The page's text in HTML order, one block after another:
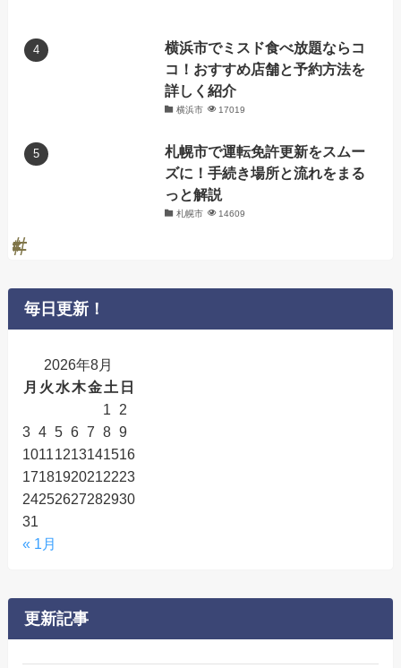
横浜市でミスド食べ放題ならコ
コ！おすすめ店舗と予約方法を
詳しく紹介
横浜市 17019
札幌市で運転免許更新をスムー
ズに！手続き場所と流れをまる
っと解説
札幌市 14609
毎日更新！
2026年8月
月 火 水木金土 日
1
2
3 4 5 6 7 8 9
10111213141516
17181920212223
24252627282930
31
« 1月
更新記事